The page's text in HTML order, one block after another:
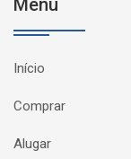
Menu
Início
Comprar
Alugar